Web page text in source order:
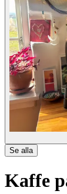
Se alla
Kaffe